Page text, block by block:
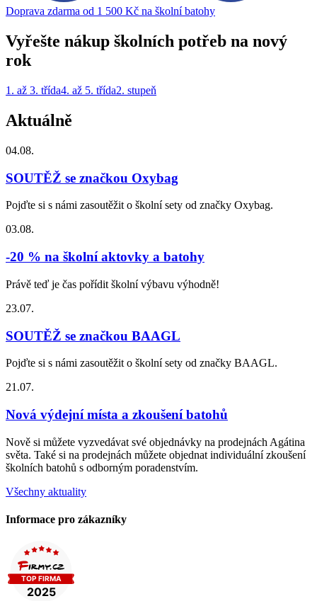
Doprava zdarma od 1 500 Kč na školní batohy
Vyřešte nákup školních potřeb na nový
rok
1. až 3. třída4. až 5. třída2. stupeň
Aktuálně
04.08.
SOUTĚŽ se značkou Oxybag
Pojďte si s námi zasoutěžit o školní sety od značky Oxybag.
03.08.
-20 % na školní aktovky a batohy
Právě teď je čas pořídit školní výbavu výhodně!
23.07.
SOUTĚŽ se značkou BAAGL
Pojďte si s námi zasoutěžit o školní sety od značky BAAGL.
21.07.
Nová výdejní místa a zkoušení batohů
Nově si můžete vyzvedávat své objednávky na prodejnách Agátina
světa. Také si na prodejnách můžete objednat individuální zkoušení
školních batohů s odborným poradenstvím.
Všechny aktuality
Informace pro zákazníky